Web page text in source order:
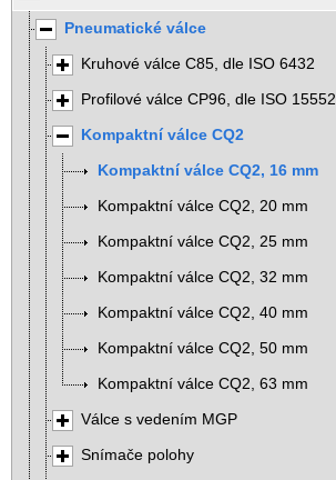
Pneumatické válce
Kruhové válce C85, dle ISO 6432
Profilové válce CP96, dle ISO 15552
Kompaktní válce CQ2
Kompaktní válce CQ2, 16 mm
Kompaktní válce CQ2, 20 mm
Kompaktní válce CQ2, 25 mm
Kompaktní válce CQ2, 32 mm
Kompaktní válce CQ2, 40 mm
Kompaktní válce CQ2, 50 mm
Kompaktní válce CQ2, 63 mm
Válce s vedením MGP
Snímače polohy